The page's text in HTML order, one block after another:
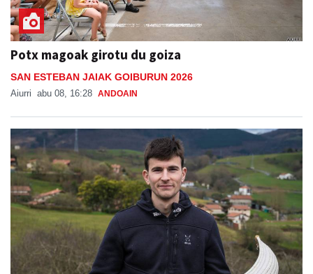
Potx magoak girotu du goiza
SAN ESTEBAN JAIAK GOIBURUN 2026
Aiurri abu 08, 16:28 ANDOAIN